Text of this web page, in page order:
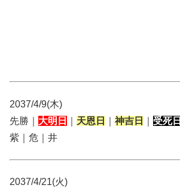
2037/4/9(木)
先勝｜ 大明日 天恩日 神吉日 受死日
紫｜危｜井
2037/4/21(火)